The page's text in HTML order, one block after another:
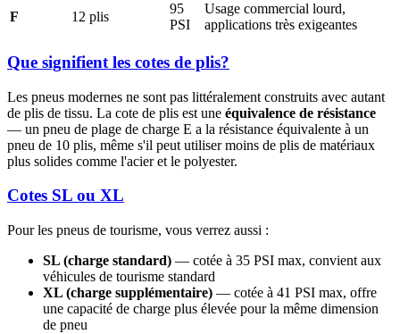
F
12 plis
95
PSI
Usage commercial lourd,
applications très exigeantes
Que signifient les cotes de plis?
Les pneus modernes ne sont pas littéralement construits avec autant
de plis de tissu. La cote de plis est une équivalence de résistance
— un pneu de plage de charge E a la résistance équivalente à un
pneu de 10 plis, même s'il peut utiliser moins de plis de matériaux
plus solides comme l'acier et le polyester.
Cotes SL ou XL
Pour les pneus de tourisme, vous verrez aussi :
SL (charge standard) — cotée à 35 PSI max, convient aux
véhicules de tourisme standard
XL (charge supplémentaire) — cotée à 41 PSI max, offre
une capacité de charge plus élevée pour la même dimension
de pneu